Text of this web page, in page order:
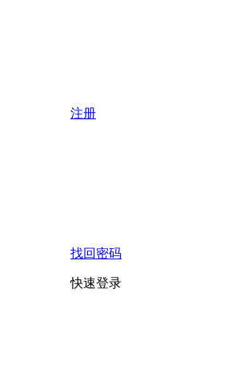
注册
找回密码
快速登录